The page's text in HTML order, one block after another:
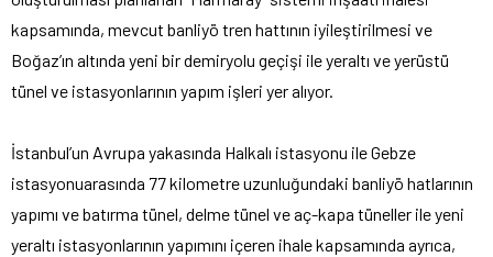
kapsamında, mevcut banliyö tren hattının iyileştirilmesi ve
Boğaz’ın altında yeni bir demiryolu geçişi ile yeraltı ve yerüstü
tünel ve istasyonlarının yapım işleri yer alıyor.
İstanbul’un Avrupa yakasında Halkalı istasyonu ile Gebze
istasyonuarasında 77 kilometre uzunluğundaki banliyö hatlarının
yapımı ve batırma tünel, delme tünel ve aç-kapa tüneller ile yeni
yeraltı istasyonlarının yapımını içeren ihale kapsamında ayrıca,